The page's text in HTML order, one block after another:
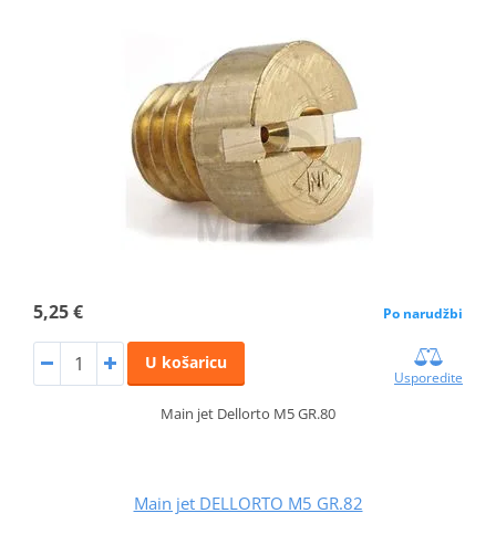
5,25 € Po narudžbi
U košaricu
Usporedite
Main jet Dellorto M5 GR.80
Main jet DELLORTO M5 GR.82